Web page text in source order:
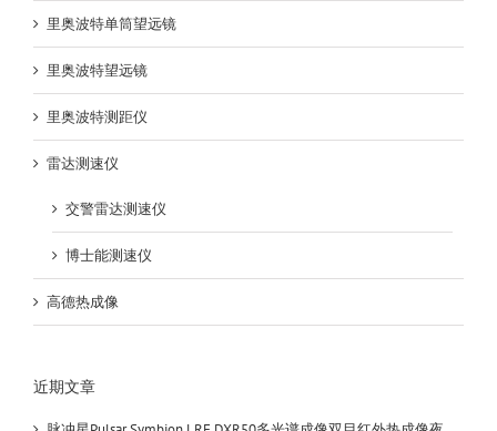
里奥波特单筒望远镜
里奥波特望远镜
里奥波特测距仪
雷达测速仪
交警雷达测速仪
博士能测速仪
高德热成像
近期文章